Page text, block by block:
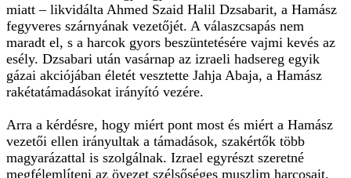
miatt – likvidálta Ahmed Szaid Halil Dzsabarit, a Hamász
fegyveres szárnyának vezetőjét. A válaszcsapás nem
maradt el, s a harcok gyors beszüntetésére vajmi kevés az
esély. Dzsabari után vasárnap az izraeli hadsereg egyik
gázai akciójában életét vesztette Jahja Abaja, a Hamász
rakétatámadásokat irányító vezére.
Arra a kérdésre, hogy miért pont most és miért a Hamász
vezetői ellen irányultak a támadások, szakértők több
magyarázattal is szolgálnak. Izrael egyrészt szeretné
megfélemlíteni az övezet szélsőséges muszlim harcosait.